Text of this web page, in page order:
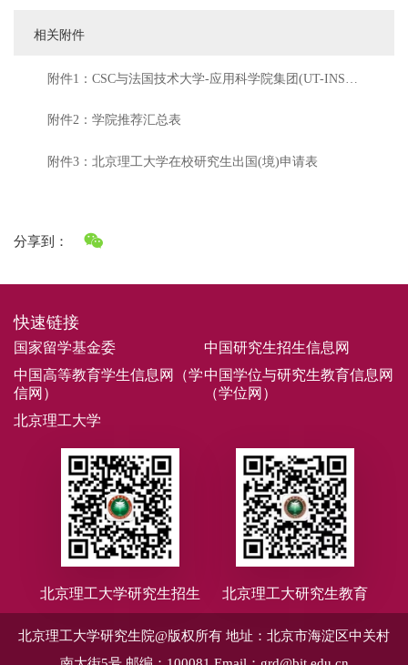
相关附件
附件1：CSC与法国技术大学-应用科学院集团(UT-INSA)
附件2：学院推荐汇总表
附件3：北京理工大学在校研究生出国(境)申请表
分享到：
快速链接
国家留学基金委
中国研究生招生信息网
中国高等教育学生信息网（学
信网）
中国学位与研究生教育信息网
（学位网）
北京理工大学
北京理工大学研究生招生 北京理工大研究生教育
北京理工大学研究生院@版权所有 地址：北京市海淀区中关村